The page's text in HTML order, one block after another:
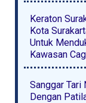
Keraton
Kota
Untuk
Kawasan
Sanggar Tari
Dengan